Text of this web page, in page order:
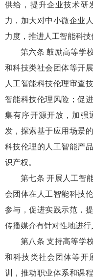
供给，提升企业技术研
力，加大对中小微企业
力度，推进人工智能科技
第六条 鼓励高等学
和科技类社会团体等开
人工智能科技伦理审查
智能科技伦理风险；促
集有序开源开放，加强
发，探索基于应用场景
科技伦理的人工智能产
识产权。
第七条 开展人工智
会团体在人工智能科技
参与，促进实践示范，
传播媒介有针对性地进行
第八条 支持高等学
和科技类社会团体等开
训，推动职业体系和课